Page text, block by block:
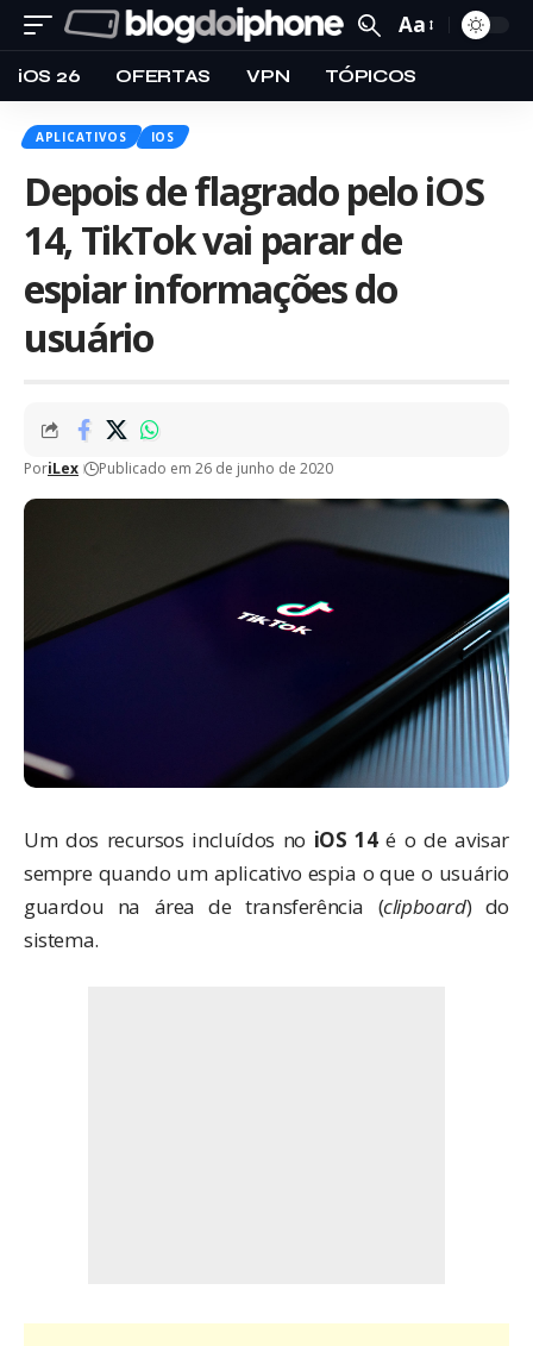
Aa
iOS 26 OFERTAS VPN TÓPICOS
APLICATIVOS IOS
Depois de flagrado pelo iOS
14, TikTok vai parar de
espiar informações do
usuário
PoriLex Publicado em 26 de junho de 2020
Um dos recursos incluídos no iOS 14é o de avisar
sempre quando um aplicativo espia o que o usuário
guardou na área de transferência (clipboard) do
sistema.